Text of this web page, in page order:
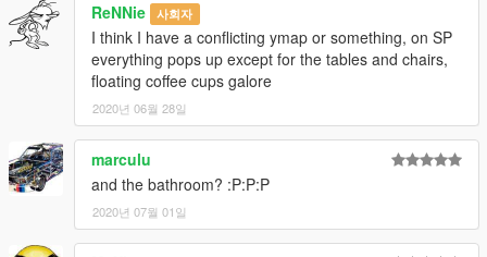
ReNNie 사회자
I think I have a conflicting ymap or something, on SP
everything pops up except for the tables and chairs,
floating coffee cups galore
2020년 06월 28일
marculu
and the bathroom? :P:P:P
2020년 07월 01일